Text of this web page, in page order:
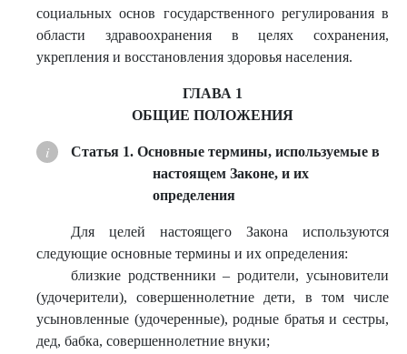
социальных основ государственного регулирования в
области здравоохранения в целях сохранения,
укрепления и восстановления здоровья населения.
ГЛАВА 1
ОБЩИЕ ПОЛОЖЕНИЯ
Статья 1. Основные термины, используемые в
настоящем Законе, и их
определения
Для целей настоящего Закона используются
следующие основные термины и их определения:
близкие родственники – родители, усыновители
(удочерители), совершеннолетние дети, в том числе
усыновленные (удочеренные), родные братья и сестры,
дед, бабка, совершеннолетние внуки;